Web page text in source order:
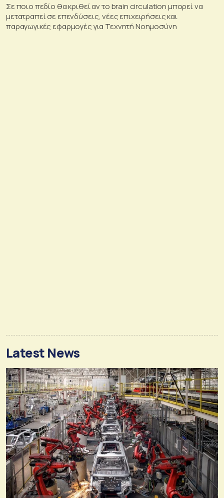
Σε ποιο πεδίο θα κριθεί αν το brain circulation μπορεί να
μετατραπεί σε επενδύσεις, νέες επιχειρήσεις και
παραγωγικές εφαρμογές για Τεχνητή Νοημοσύνη
Latest News